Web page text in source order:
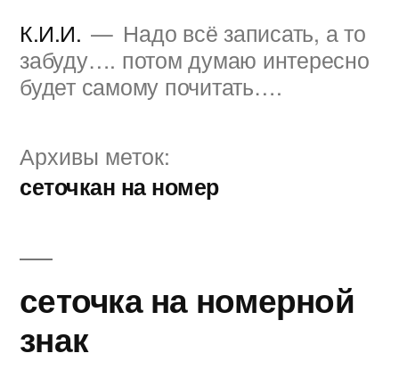
содержимому
К.И.И.
Надо всё записать, а то
забуду…. потом думаю интересно
будет самому почитать….
Архивы меток:
сеточкан на номер
сеточка на номерной
знак